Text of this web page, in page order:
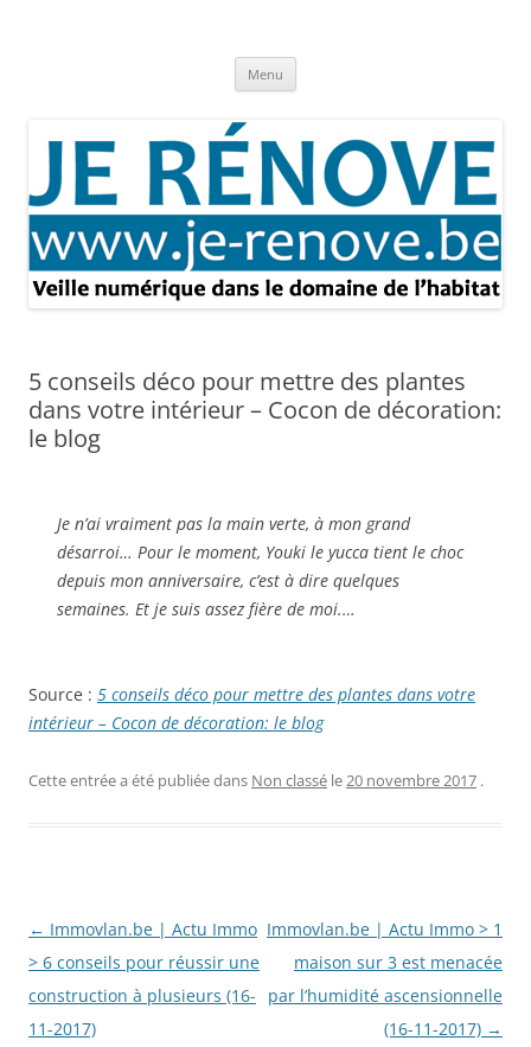
Menu
5 conseils déco pour mettre des plantes
dans votre intérieur – Cocon de décoration:
le blog
Je n’ai vraiment pas la main verte, à mon grand
désarroi… Pour le moment, Youki le yucca tient le choc
depuis mon anniversaire, c’est à dire quelques
semaines. Et je suis assez fière de moi.…
Source : 5 conseils déco pour mettre des plantes dans votre
intérieur – Cocon de décoration: le blog
Cette entrée a été publiée dans Non classé le20 novembre 2017 .
Navigation
des
articles
← Immovlan.be | Actu Immo
> 6 conseils pour réussir une
construction à plusieurs (16-
11-2017)
Immovlan.be | Actu Immo > 1
maison sur 3 est menacée
par l’humidité ascensionnelle
(16-11-2017) →